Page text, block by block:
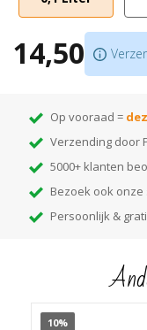
Verbruik: 10-15m2/L.
Beschikbaar in
Tip: bestel een tester
verdunnen metCiranova
gebruiksaanwijzing of
14,50
Op vooraad =
Verzending door
5000+ klanten
Bezoek ook
Persoonlijk &
10%